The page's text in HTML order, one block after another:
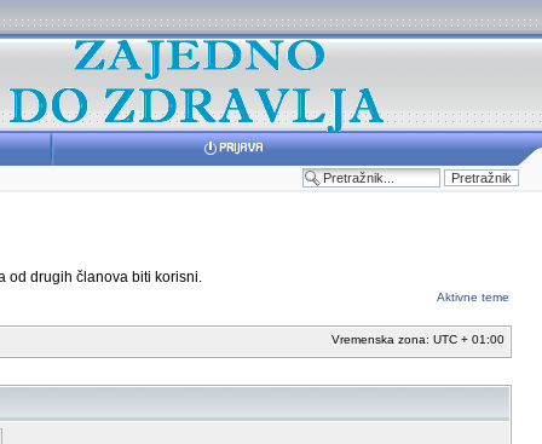
od drugih članova biti korisni.
Aktivne teme
Vremenska zona: UTC + 01:00